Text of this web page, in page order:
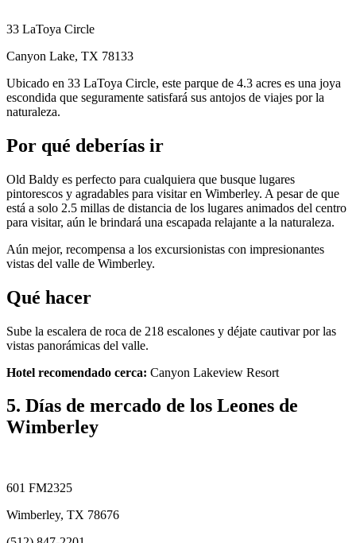
33 LaToya Circle
Canyon Lake, TX 78133
Ubicado en 33 LaToya Circle, este parque de 4.3 acres es una joya
escondida que seguramente satisfará sus antojos de viajes por la
naturaleza.
Por qué deberías ir
Old Baldy es perfecto para cualquiera que busque lugares
pintorescos y agradables para visitar en Wimberley. A pesar de que
está a solo 2.5 millas de distancia de los lugares animados del centro
para visitar, aún le brindará una escapada relajante a la naturaleza.
Aún mejor, recompensa a los excursionistas con impresionantes
vistas del valle de Wimberley.
Qué hacer
Sube la escalera de roca de 218 escalones y déjate cautivar por las
vistas panorámicas del valle.
Hotel recomendado cerca: Canyon Lakeview Resort
5. Días de mercado de los Leones de
Wimberley
601 FM2325
Wimberley, TX 78676